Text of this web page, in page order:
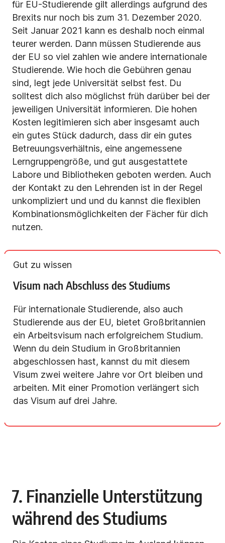
für EU-Studierende gilt allerdings aufgrund des
Brexits nur noch bis zum 31. Dezember 2020.
Seit Januar 2021 kann es deshalb noch einmal
teurer werden. Dann müssen Studierende aus
der EU so viel zahlen wie andere internationale
Studierende. Wie hoch die Gebühren genau
sind, legt jede Universität selbst fest. Du
solltest dich also möglichst früh darüber bei der
jeweiligen Universität informieren. Die hohen
Kosten legitimieren sich aber insgesamt auch
ein gutes Stück dadurch, dass dir ein gutes
Betreuungsverhältnis, eine angemessene
Lerngruppengröße, und gut ausgestattete
Labore und Bibliotheken geboten werden. Auch
der Kontakt zu den Lehrenden ist in der Regel
unkompliziert und und du kannst die flexiblen
Kombinationsmöglichkeiten der Fächer für dich
nutzen.
Gut zu wissen
Visum nach Abschluss des Studiums
Für internationale Studierende, also auch
Studierende aus der EU, bietet Großbritannien
ein Arbeitsvisum nach erfolgreichem Studium.
Wenn du dein Studium in Großbritannien
abgeschlossen hast, kannst du mit diesem
Visum zwei weitere Jahre vor Ort bleiben und
arbeiten. Mit einer Promotion verlängert sich
das Visum auf drei Jahre.
7. Finanzielle Unterstützung
während des Studiums